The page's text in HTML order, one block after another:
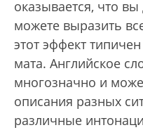
оказывается, что
можете выразить
этот эффект
мата. Английское
многозначно и
описания разных
различные